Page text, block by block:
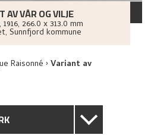
AV VÅR OG VILJE
, 1916, 266.0 x 313.0 mm
Sunnfjord kommune
Raisonné Variant av